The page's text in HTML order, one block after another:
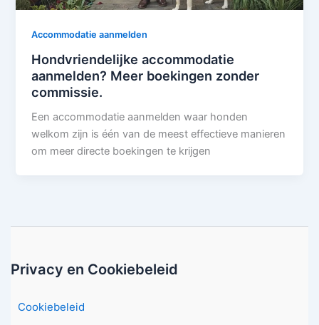
Accommodatie aanmelden
Hondvriendelijke accommodatie
aanmelden? Meer boekingen zonder
commissie.
Een accommodatie aanmelden waar honden
welkom zijn is één van de meest effectieve manieren
om meer directe boekingen te krijgen
Privacy en Cookiebeleid
Cookiebeleid